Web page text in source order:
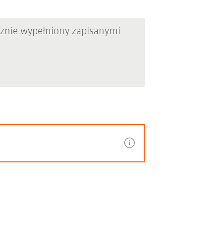
wypełniony zapisanymi